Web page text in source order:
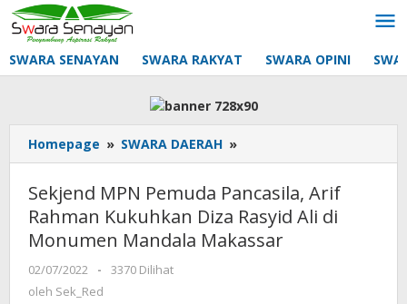
Lewati
ke
konten
SWARA SENAYAN SWARA RAKYAT SWARA OPINI
Homepage » SWARA DAERAH »
MPN
Pancasila,
Arif
Rahman
Sekjend MPN Pemuda Pancasila, Arif
Rahman Kukuhkan Diza Rasyid Ali di
Monumen Mandala Makassar
02/07/2022
oleh
Sek_Red
-
3370 Dilihat
oleh Sek_Red